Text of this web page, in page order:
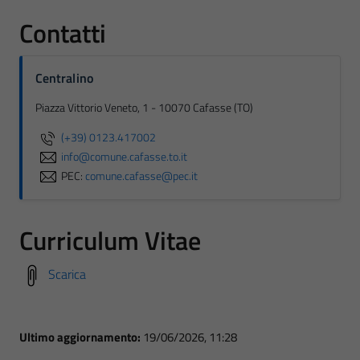
Contatti
Centralino
Piazza Vittorio Veneto, 1 - 10070 Cafasse (TO)
(+39) 0123.417002
info@comune.cafasse.to.it
PEC:comune.cafasse@pec.it
Curriculum Vitae
Scarica
Ultimo aggiornamento: 19/06/2026, 11:28